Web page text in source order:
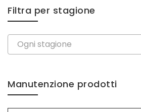
Filtra per stagione
Ogni stagione
Manutenzione prodotti